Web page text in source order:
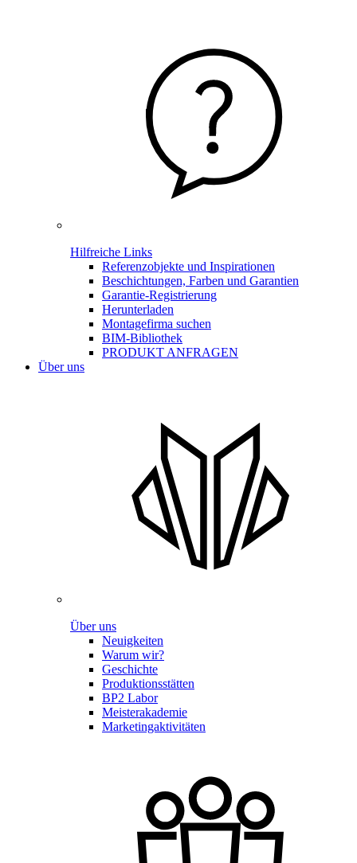
Hilfreiche Links
Referenzobjekte und Inspirationen
Beschichtungen, Farben und Garantien
Garantie-Registrierung
Herunterladen
Montagefirma suchen
BIM-Bibliothek
PRODUKT ANFRAGEN
Über uns
Über uns
Neuigkeiten
Warum wir?
Geschichte
Produktionsstätten
BP2 Labor
Meisterakademie
Marketingaktivitäten